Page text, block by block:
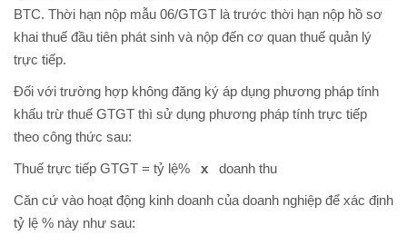
BTC. Thời hạn nộp mẫu 06/GTGT là trước thời hạn nộp hồ sơ
khai thuế đầu tiên phát sinh và nộp đến cơ quan thuế quản lý
trực tiếp.
Đối với trường hợp không đăng ký áp dụng phương pháp tính
khấu trừ thuế GTGT thì sử dụng phương pháp tính trực tiếp
theo công thức sau:
Thuế trực tiếp GTGT = tỷ lệ% x doanh thu
Căn cứ vào hoạt động kinh doanh của doanh nghiệp để xác định
tỷ lệ % này như sau: